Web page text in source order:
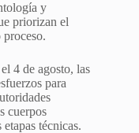
y
priorizan el
proceso.
4 de agosto, las
para
cuerpos
técnicas.